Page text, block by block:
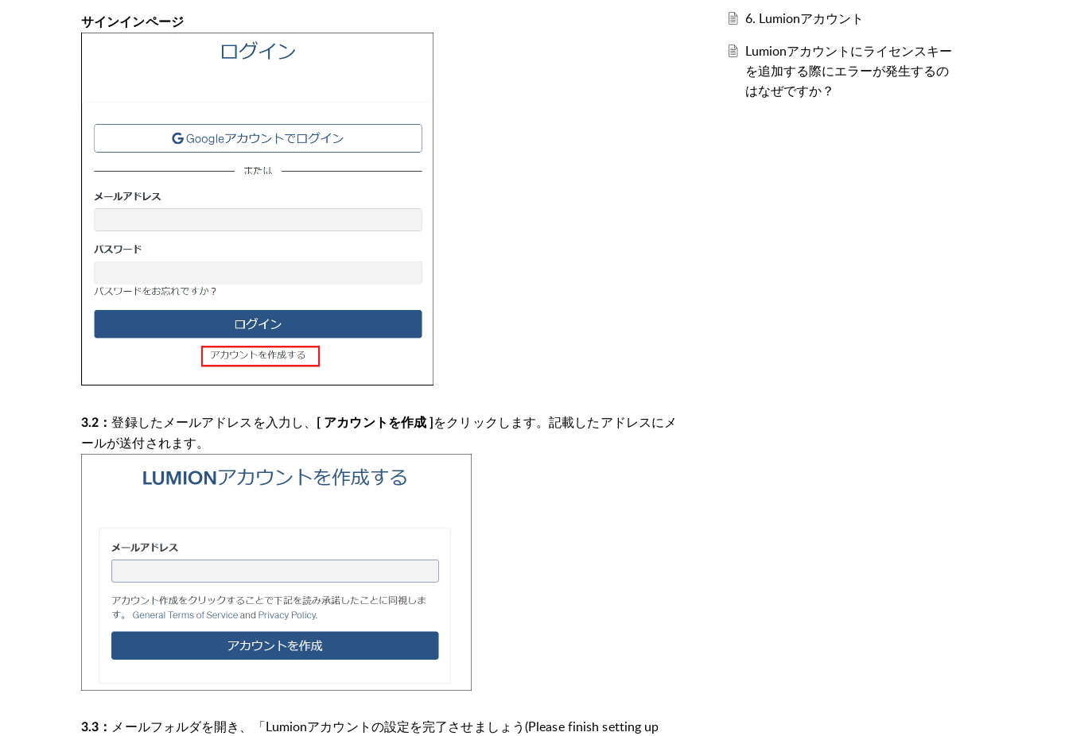
サインインページ
3.2：登録したメールアドレスを入力し、 [ アカウントを作成 ]
をクリックします。記載したアドレスにメ
ールが送付されます。
3.3： メールフォルダを開き、「Lumionアカウントの設定を完了させましょう(Please finish setting up
6. Lumionアカウント
Lumionアカウントにライセンスキー
を追加する際にエラーが発生するの
はなぜですか？